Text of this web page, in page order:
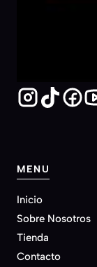
MENU
Inicio
Sobre Nosotros
Tienda
Contacto